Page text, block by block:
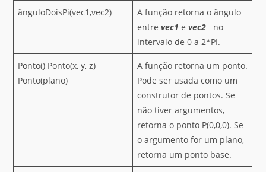
ânguloDoisPi(vec1,vec2)
A função retorna o ângulo
entrevec1 evec2 no
intervalo de 0 a 2*PI.
Ponto() Ponto(x, y, z)
Ponto(plano)
A função retorna um ponto.
Pode ser usada como um
construtor de pontos. Se
não tiver argumentos,
retorna o ponto P(0,0,0). Se
o argumento for um plano,
retorna um ponto base.